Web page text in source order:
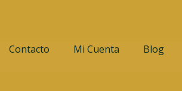
Contacto Mi Cuenta
Blog